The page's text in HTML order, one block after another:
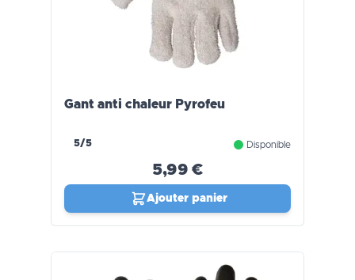
Gant anti chaleur Pyrofeu
5/5 Disponible
5,99 €
Ajouter panier